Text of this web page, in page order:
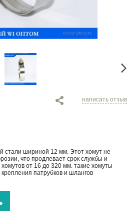
написать отзыв
стали шириной 12 мм. Этот хомут не
что продлевает срок службы и
от 16 до 320 мм. такие хомуты
патрубков и шлангов